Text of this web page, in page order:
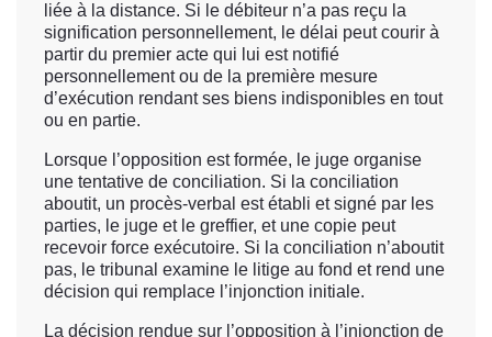
liée à la distance. Si le débiteur n’a pas reçu la
signification personnellement, le délai peut courir à
partir du premier acte qui lui est notifié
personnellement ou de la première mesure
d’exécution rendant ses biens indisponibles en tout
ou en partie.
Lorsque l’opposition est formée, le juge organise
une tentative de conciliation. Si la conciliation
aboutit, un procès-verbal est établi et signé par les
parties, le juge et le greffier, et une copie peut
recevoir force exécutoire. Si la conciliation n’aboutit
pas, le tribunal examine le litige au fond et rend une
décision qui remplace l’injonction initiale.
La décision rendue sur l’opposition à l’injonction de